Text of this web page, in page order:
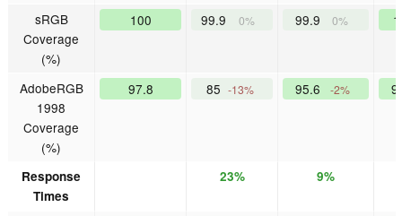
sRGB
Coverage
(%)
100 99.9 0% 99.9 0%
AdobeRGB
1998
Coverage
(%)
97.8 85 -13% 95.6 -2%
Response
Times
23% 9%